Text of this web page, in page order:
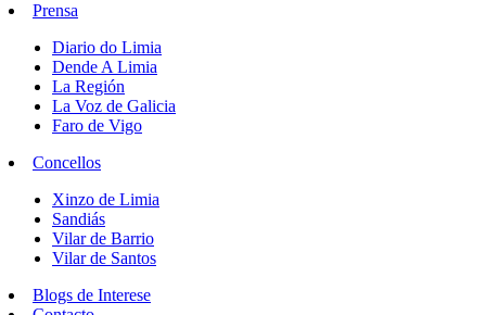
Prensa
Diario do Limia
Dende A Limia
La Región
La Voz de Galicia
Faro de Vigo
Concellos
Xinzo de Limia
Sandiás
Vilar de Barrio
Vilar de Santos
Blogs de Interese